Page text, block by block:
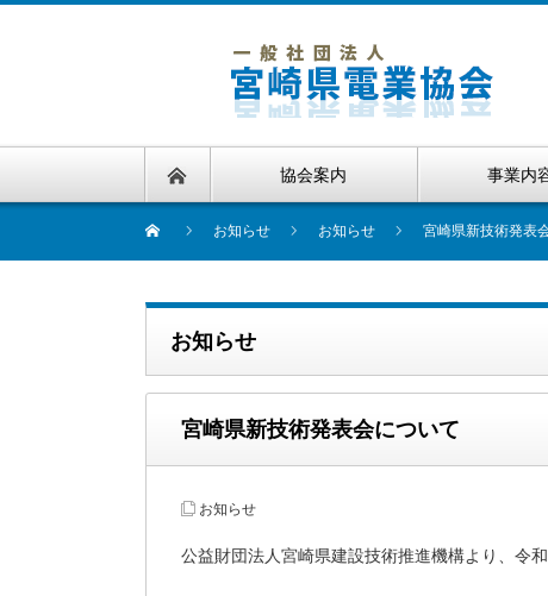
協会案内 事業内
お知らせ お知らせ 宮崎県新技術発表
お知らせ
宮崎県新技術発表会について
お知らせ
公益財団法人宮崎県建設技術推進機構より、令